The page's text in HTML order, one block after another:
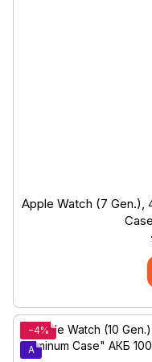
Apple Watch (7 Gen.),
−4%
A